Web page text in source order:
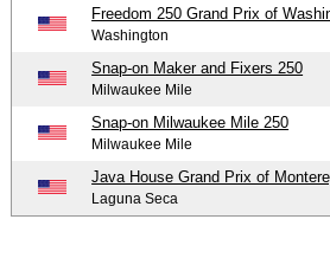
Freedom 250 Grand Prix of
Washington
Snap-on Maker and Fixers 250
Milwaukee Mile
Snap-on Milwaukee Mile 250
Milwaukee Mile
Java House Grand Prix of
Laguna Seca